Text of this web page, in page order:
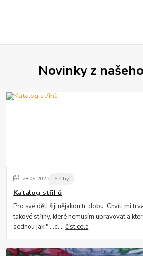
Novinky z
28.09.2025 Střihy
Katalog střihů
Pro své děti šiji nějakou tu dobu. Chvíli mi
takové střihy, které nemusím upravovat a
sednou jak "....el...číst celé